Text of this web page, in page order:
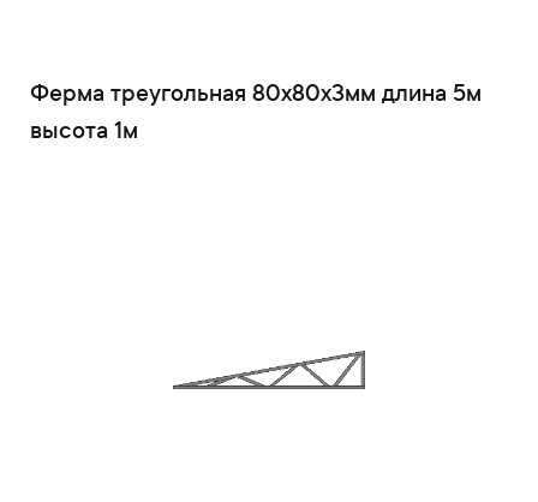
Ферма треугольная 80x80x3мм длина 5м
высота 1м